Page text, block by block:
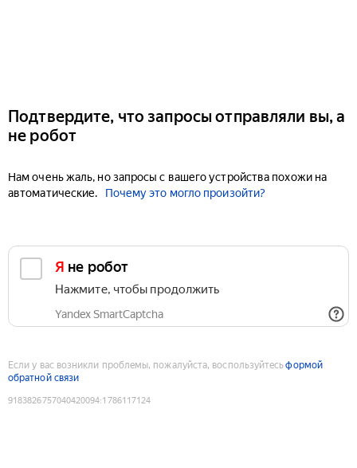
Подтвердите, что запросы отправляли вы, а
не робот
Нам очень жаль, но запросы с вашего устройства похожи на
автоматические.
Почему это могло произойти?
Я не робот
Нажмите, чтобы продолжить
Yandex SmartCaptcha
Если у вас возникли проблемы, пожалуйста, воспользуйтесьформой
обратной связи
9183826757040420094:1786117124